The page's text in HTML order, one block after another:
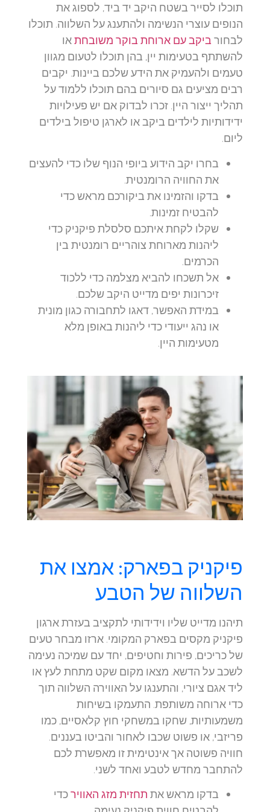
תוכלו לסייר בשטח היקב יד ביד, לספוג את
הנופים עוצרי הנשימה ולהתענג על השלווה. תוכלו
לבחורביקב עם ארוחת בוקר משובחתאו
להשתתף בטעימות יין, בהן תוכלו לטעום מגוון
טעמים ולהעמיק את הידע שלכם ביינות. יקבים
רבים מציעים גם סיורים בהם תוכלו ללמוד על
תהליך ייצור היין. זכרו לבדוק אם יש פעילויות
ידידותיות לילדים ביקב או לארגן טיפול בילדים
ליום.
בחרו יקב הידוע ביופי הנוף שלו כדי להעצים
את החוויה הרומנטית.
בדקו והזמינו את ביקורכם מראש כדי
להבטיח זמינות.
שקלו לקחת איתכם סלסלת פיקניק כדי
ליהנות מארוחת צוהריים רומנטית בין
הכרמים.
אל תשכחו להביא מצלמה כדי ללכוד
זיכרונות יפים מדייט היקב שלכם.
במידת האפשר, דאגו לתחבורה כגון מונית
או נהג ייעודי כדי ליהנות באופן מלא
מטעימות היין.
פיקניק בפארק: אמצו את
השלווה של הטבע
תיהנו מדייט שליו וידידותי לתקציב בעזרת ארגון
פיקניק מקסים בפארק המקומי. ארזו מבחר טעים
של כריכים, פירות וחטיפים, יחד עם שמיכה נעימה
לשכב על הדשא. מצאו מקום שקט מתחת לעץ או
ליד אגם ציורי, והתענגו על האווירה השלווה תוך
כדי ארוחה משותפת. התעמקו בשיחות
משמעותיות, שחקו במשחקי חוץ קלאסיים, כמו
פריזבי, או פשוט שכבו לאחור והביטו בעננים.
חוויה פשוטה אך אינטימית זו מאפשרת לכם
להתחבר מחדש לטבע ואחד לשני.
בדקו מראש אתתחזית מזג האווירכדי